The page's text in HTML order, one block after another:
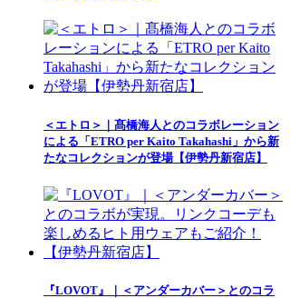
＜エトロ＞｜髙橋海人とのコラボレーション
による「ETRO per Kaito Takahashi」から新
たなコレクションが登場【伊勢丹新宿店】
『LOVOT』｜＜アンダーカバー＞とのコラ